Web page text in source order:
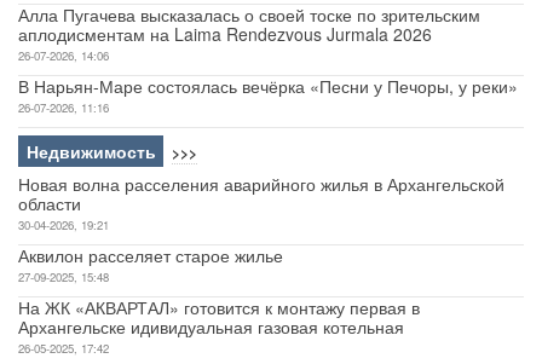
Алла Пугачева высказалась о своей тоске по зрительским
аплодисментам на Laima Rendezvous Jurmala 2026
26-07-2026, 14:06
В Нарьян-Маре состоялась вечёрка «Песни у Печоры, у реки»
26-07-2026, 11:16
Недвижимость >>>
Новая волна расселения аварийного жилья в Архангельской
области
30-04-2026, 19:21
Аквилон расселяет старое жилье
27-09-2025, 15:48
На ЖК «АКВАРТАЛ» готовится к монтажу первая в
Архангельске идивидуальная газовая котельная
26-05-2025, 17:42